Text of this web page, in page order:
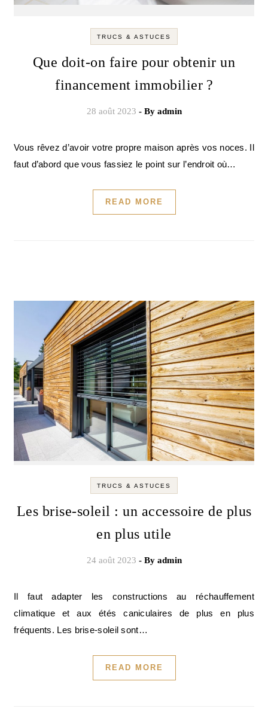
TRUCS & ASTUCES
Que doit-on faire pour obtenir un
financement immobilier ?
28 août 2023 - By admin
Vous rêvez d’avoir votre propre maison après vos noces. Il
faut d’abord que vous fassiez le point sur l’endroit où…
READ MORE
TRUCS & ASTUCES
Les brise-soleil : un accessoire de plus
en plus utile
24 août 2023 - By admin
Il faut adapter les constructions au réchauffement
climatique et aux étés caniculaires de plus en plus
fréquents. Les brise-soleil sont…
READ MORE